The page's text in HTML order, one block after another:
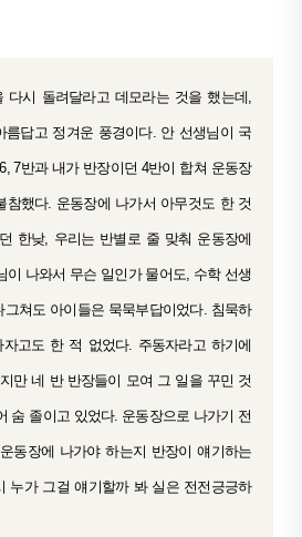
다시 돌려달라고 데모라는 것을 했는데,
름답고 정겨운 풍경이다. 안 선생님이 국
7반과 내가 반장이던 4반이 합쳐 운동장
참했다. 운동장에 나가서 아무것도 한 것
한낮, 우리는 반별로 줄 맞춰 운동장에
이 나와서 무슨 일인가 물어도, 수학 선생
쳐도 아이들은 묵묵부답이었다. 침묵하
고도 한 적 없었다. 주동자라고 하기에
만 네 반 반장들이 모여 그 일을 꾸민 것
숨 졸이고 있었다. 운동장으로 나가기 전
동장에 나가야 하는지 반장이 얘기하는
누가 그걸 얘기할까 봐 실은 전전긍긍하